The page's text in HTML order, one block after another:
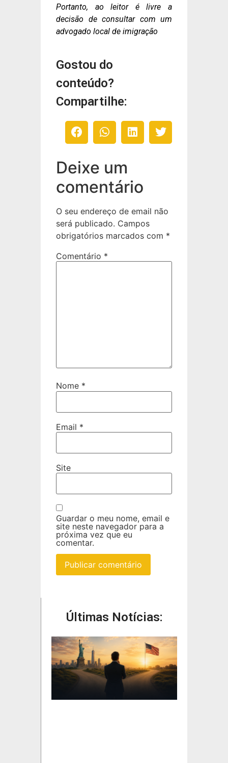
Portanto, ao leitor é livre a
decisão de consultar com um
advogado local de imigração
Gostou do
conteúdo?
Compartilhe:
Deixe um
comentário
O seu endereço de email não
será publicado. Campos
obrigatórios marcados com *
Comentário *
Nome *
Email *
Site
Guardar o meu nome, email e
site neste navegador para a
próxima vez que eu
comentar.
Últimas Notícias: